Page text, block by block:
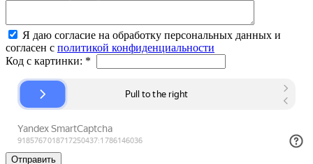
Я даю согласие на обработку персональных данных и
согласен с политикой конфиденциальности
Код с картинки: *